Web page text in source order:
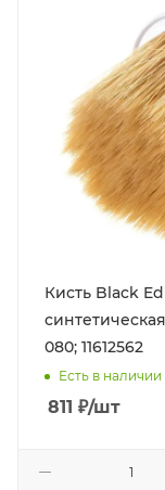
Кисть Black
080; 11612562
Есть в наличии
811 ₽/шт